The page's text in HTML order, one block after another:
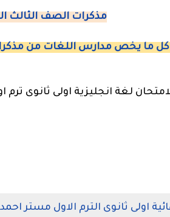
مذكرات الصف الثالث
ما يخص مدارس اللغات من
انجليزية اولى ثانوى ترم اول 2018 المنهج
اولى ثانوى الترم الاول مستر